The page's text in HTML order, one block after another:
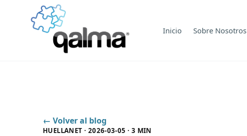
Inicio Sobre Nosotros
← Volver al blog
HUELLANET · 2026-03-05 · 3 MIN